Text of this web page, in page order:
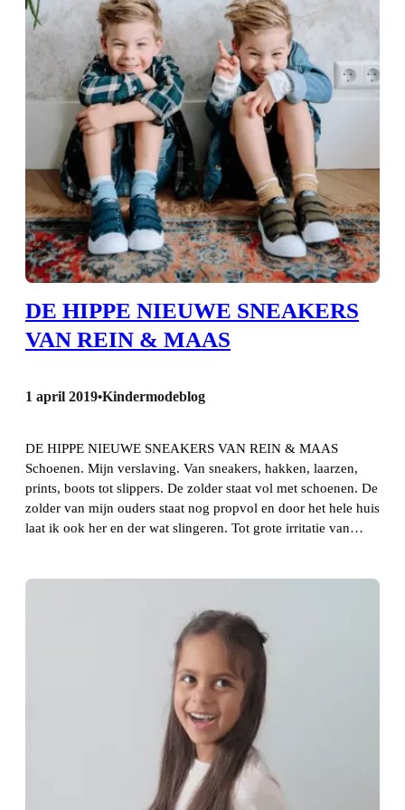
DE HIPPE NIEUWE SNEAKERS
VAN REIN & MAAS
1 april 2019•Kindermodeblog
DE HIPPE NIEUWE SNEAKERS VAN REIN & MAAS
Schoenen. Mijn verslaving. Van sneakers, hakken, laarzen,
prints, boots tot slippers. De zolder staat vol met schoenen. De
zolder van mijn ouders staat nog propvol en door het hele huis
laat ik ook her en der wat slingeren. Tot grote irritatie van…